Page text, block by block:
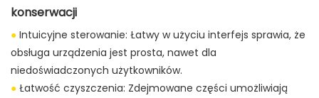
konserwacji
● Intuicyjne sterowanie: Łatwy w użyciu interfejs sprawia, że ​​
obsługa urządzenia jest prosta, nawet dla
niedoświadczonych użytkowników.
● Łatwość czyszczenia: Zdejmowane części umożliwiają